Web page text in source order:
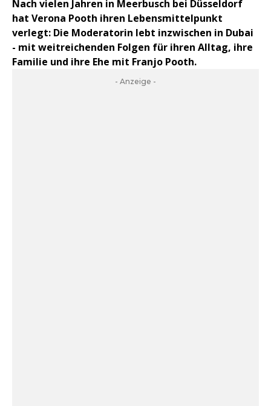
Nach vielen Jahren in Meerbusch bei Düsseldorf
hat Verona Pooth ihren Lebensmittelpunkt
verlegt: Die Moderatorin lebt inzwischen in Dubai
- mit weitreichenden Folgen für ihren Alltag, ihre
Familie und ihre Ehe mit Franjo Pooth.
- Anzeige -